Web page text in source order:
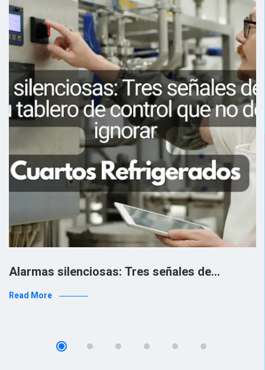
Alarmas silenciosas: Tres señales de…
Read More